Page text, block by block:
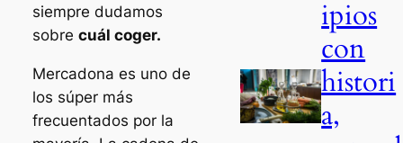
siempre dudamos
sobre cuál coger.
Mercadona es uno de
los súper más
frecuentados por la
ipios
con
histori
a,